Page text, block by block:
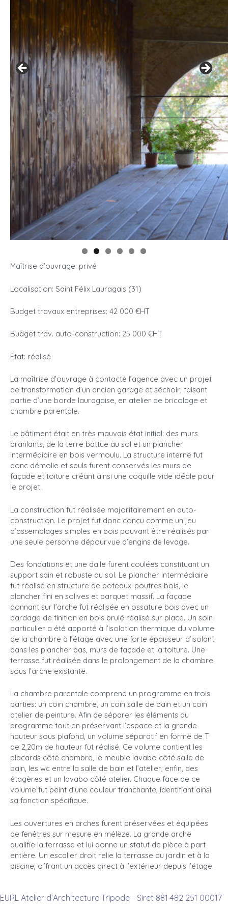
Maîtrise d’ouvrage: privé
Localisation: Saint Félix Lauragais (31)
Budget travaux entreprises: 42 000 €HT
Budget trav. auto-construction: 25 000 €HT
État: réalisé
La maîtrise d’ouvrage à contacté l’agence avec un projet
de transformation d’un ancien garage et séchoir, faisant
partie d’une borde lauragaise, en atelier de bricolage et
chambre parentale.
Le bâtiment était en très mauvais état initial: des murs
branlants, de la terre battue au sol et un plancher
intermédiaire en bois vermoulu. La structure interne fut
donc démolie et seuls furent conservés les murs de
façade et toiture créant ainsi une coquille vide idéale pour
le projet.
La construction fut réalisée majoritairement en auto-
construction. Le projet fut donc conçu comme un jeu
d’assemblages simples en bois pouvant être réalisés par
une seule personne dépourvue d’engins de levage.
Des fondations et une dalle furent coulées constituant un
support sain et robuste au sol. Le plancher intermédiaire
fut réalisé en structure de poteaux-poutres bois, le
plancher fini en solives et parquet massif. La façade
donnant sur l’arche fut réalisée en ossature bois avec un
bardage de finition en bois brulé réalisé sur place. Un soin
particulier a été apporté à l’isolation thermique du volume
de la chambre à l’étage avec une forte épaisseur d’isolant
dans les plancher bas, murs de façade et la toiture. Une
terrasse fut réalisée dans le prolongement de la chambre
sous l’arche existante.
La chambre parentale comprend un programme en trois
parties: un coin chambre, un coin salle de bain et un coin
atelier de peinture. Afin de séparer les éléments du
programme tout en préservant l’espace et la grande
hauteur sous plafond, un volume séparatif en forme de T
de 2,20m de hauteur fut réalisé. Ce volume contient les
placards côté chambre, le meuble lavabo côté salle de
bain, les wc entre la salle de bain et l’atelier, enfin, des
étagères et un lavabo côté atelier. Chaque face de ce
volume fut peint d’une couleur tranchante, identifiant ainsi
sa fonction spécifique.
Les ouvertures en arches furent préservées et équipées
de fenêtres sur mesure en mélèze. La grande arche
qualifie la terrasse et lui donne un statut de pièce à part
entière. Un escalier droit relie la terrasse au jardin et à la
piscine, offrant un accès direct à l’extérieur depuis l’étage.
EURL Atelier d’Architecture Tripode - Siret 881 482 251 00017